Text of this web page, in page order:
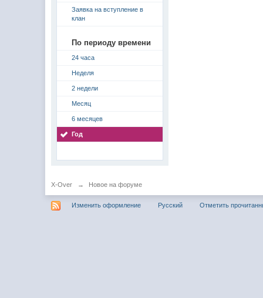
Заявка на вступление в
клан
По периоду времени
24 часа
Неделя
2 недели
Месяц
6 месяцев
Год
X-Over → Новое на форуме
Изменить оформление Русский Отметить